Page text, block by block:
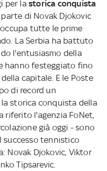
per la storica conquista
di Novak Djokovic
tutte le prime
La Serbia ha battuto
l'entusiasmo della
hanno festeggiato fino
capitale. E le Poste
di record un
storica conquista della
riferito l'agenzia FoNet,
già oggi - sono
tennistico
Novak Djokovic, Viktor
Tipsarevic.